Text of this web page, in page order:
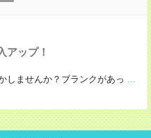
アップ！
ませんか？ブランクがあっ ...